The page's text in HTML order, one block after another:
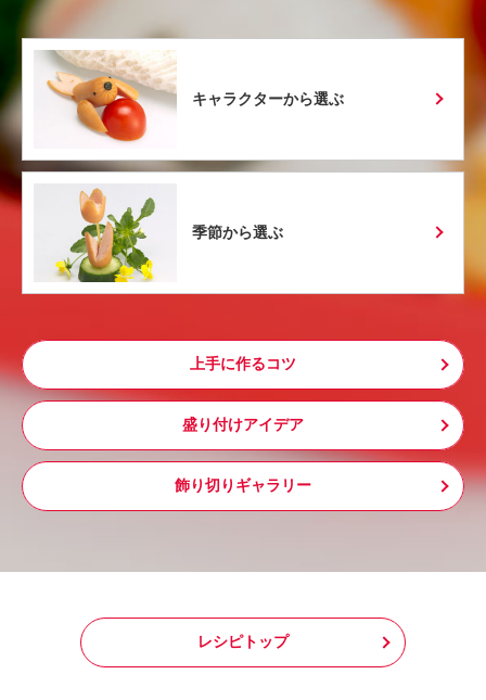
キャラクターから選ぶ
季節から選ぶ
上手に作るコツ
盛り付けアイデア
飾り切りギャラリー
レシピトップ